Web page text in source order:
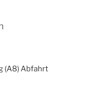
(A8) Abfahrt